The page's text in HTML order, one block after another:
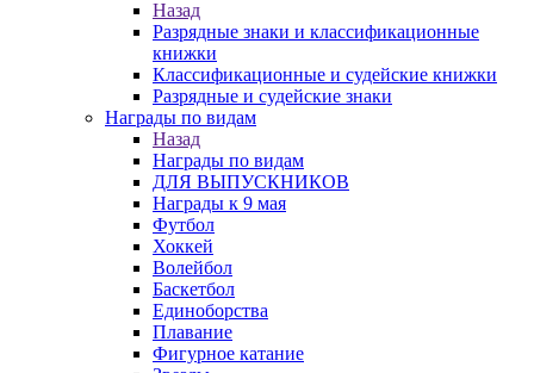
Назад
Разрядные знаки и классификационные
книжки
Классификационные и судейские книжки
Разрядные и судейские знаки
Награды по видам
Назад
Награды по видам
ДЛЯ ВЫПУСКНИКОВ
Награды к 9 мая
Футбол
Хоккей
Волейбол
Баскетбол
Единоборства
Плавание
Фигурное катание